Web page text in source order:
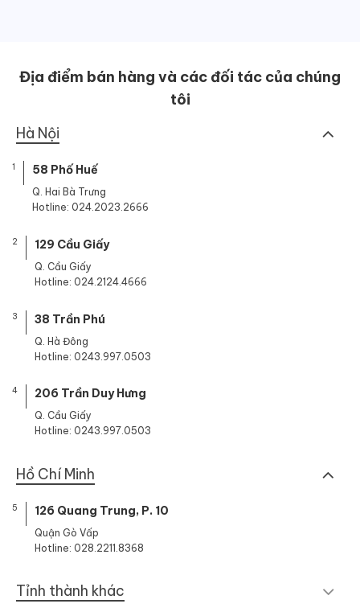
Địa điểm bán hàng và các đối tác của chúng
tôi
Hà Nội
1 58 Phố Huế
Q. Hai Bà Trưng
Hotline: 024.2023.2666
2 129 Cầu Giấy
Q. Cầu Giấy
Hotline: 024.2124.4666
3 38 Trần Phú
Q. Hà Đông
Hotline: 0243.997.0503
4 206 Trần Duy Hưng
Q. Cầu Giấy
Hotline: 0243.997.0503
Hồ Chí Minh
5 126 Quang Trung, P. 10
Quận Gò Vấp
Hotline: 028.2211.8368
Tỉnh thành khác